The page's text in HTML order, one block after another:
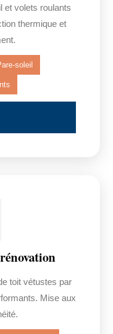
et volets roulants
thermique et
soleil
toit vétustes par
Mise aux